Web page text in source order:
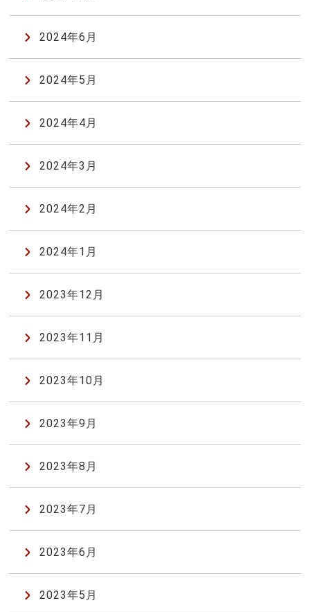
2024年6月
2024年5月
2024年4月
2024年3月
2024年2月
2024年1月
2023年12月
2023年11月
2023年10月
2023年9月
2023年8月
2023年7月
2023年6月
2023年5月